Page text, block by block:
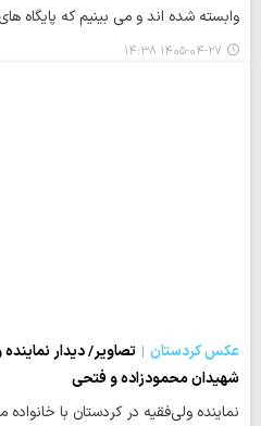
وابسته شده اند و می بینیم که پایگاه
۱۴۰۵-۰۴-۲۷ ۱۴:۳۸
عکس کردستان
تصاویر/ دیدار
شهیدان محمودزاده و فتحی
نماینده ولی‌فقیه در کردستان با